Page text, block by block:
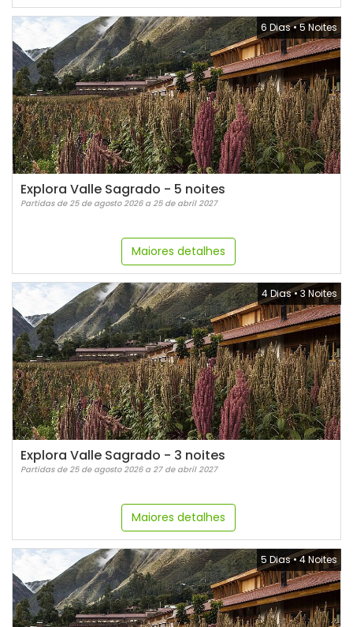
6 Dias•5 Noites
Explora Valle Sagrado - 5 noites
Partidas de 25 de agosto 2026 a 25 de abril 2027
Maiores detalhes
4 Dias•3 Noites
Explora Valle Sagrado - 3 noites
Partidas de 25 de agosto 2026 a 27 de abril 2027
Maiores detalhes
5 Dias•4 Noites